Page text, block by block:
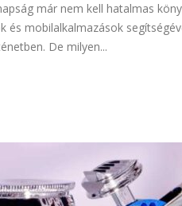
már nem kell hatalmas
és mobilalkalmazások
De milyen...